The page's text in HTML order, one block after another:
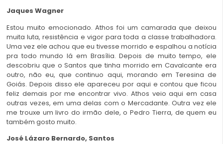
Jaques Wagner
Estou muito emocionado. Athos foi um camarada que deixou
muita luta, resistência e vigor para toda a classe trabalhadora.
Uma vez ele achou que eu tivesse morrido e espalhou a notícia
pra todo mundo lá em Brasília. Depois de muito tempo, ele
descobriu que o Santos que tinha morrido em Cavalcante era
outro, não eu, que continuo aqui, morando em Teresina de
Goiás. Depois disso ele apareceu por aqui e contou que ficou
feliz demais por me encontrar vivo. Athos veio aqui em casa
outras vezes, em uma delas com o Mercadante. Outra vez ele
me trouxe um livro do irmão dele, o Pedro Tierra, de quem eu
também gosto muito.
José Lázaro Bernardo, Santos